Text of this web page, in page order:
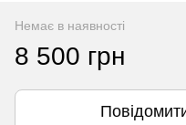
Немає в наявності
8 500 грн